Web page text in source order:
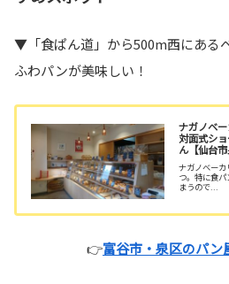
▼「食ぱん道」から500m西にある
ふわパンが美味しい！
ナガノベ
対面式シ
ん【仙台市
ナガノベー
つ。特に食
まうので...
👉富谷市・泉区のパン